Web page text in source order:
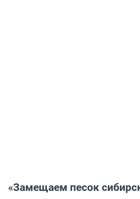
«Замещаем песок